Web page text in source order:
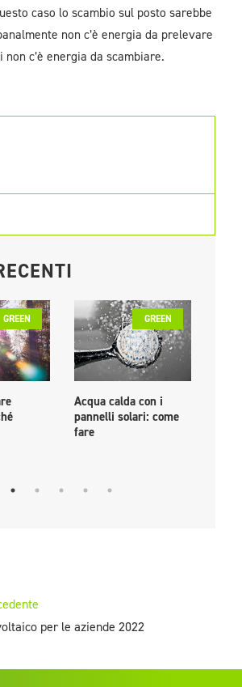
caso lo scambio sul posto sarebbe
non c’è energia da prelevare
c’è energia da scambiare.
GREEN GREEN
Acqua calda con i
pannelli solari: come
fare
per le aziende 2022